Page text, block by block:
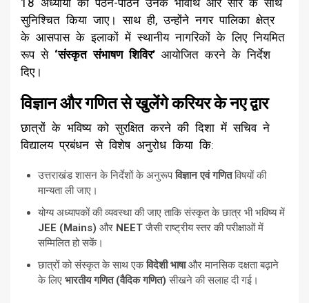
सुनिश्चित किया जाए। साथ ही, उन्होंने नगर पालिका क्षेत्र
के आसपास के इलाकों में स्थानीय नागरिकों के लिए नियमित
रूप से ‘संस्कृत संभाषण शिविर’ आयोजित करने के निर्देश
दिए।
विज्ञान और गणित से खुलेंगे करियर के नए द्वार
​छात्रों के भविष्य को सुरक्षित करने की दिशा में सचिव ने
विद्यालय प्रबंधन से विशेष अनुरोध किया कि:
​उत्तराखंड शासन के निर्देशों के अनुरूपविज्ञान एवं गणितविषयों की
मान्यता ली जाए।
​योग्य अध्यापकों की व्यवस्था की जाए ताकि संस्कृत के छात्र भी भविष्य में
JEE (Mains) और NEETजैसी राष्ट्रीय स्तर की परीक्षाओं में
सम्मिलित हो सकें।
​छात्रों को संस्कृत के साथ एकविदेशी भाषाऔर मानसिक दक्षता बढ़ाने
के लिए भारतीय गणित (वैदिक गणित) सीखने की सलाह दी गई।